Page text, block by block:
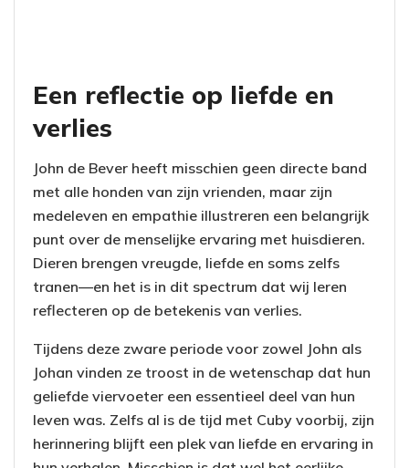
Een reflectie op liefde en
verlies
John de Bever heeft misschien geen directe band
met alle honden van zijn vrienden, maar zijn
medeleven en empathie illustreren een belangrijk
punt over de menselijke ervaring met huisdieren.
Dieren brengen vreugde, liefde en soms zelfs
tranen—en het is in dit spectrum dat wij leren
reflecteren op de betekenis van verlies.
Tijdens deze zware periode voor zowel John als
Johan vinden ze troost in de wetenschap dat hun
geliefde viervoeter een essentieel deel van hun
leven was. Zelfs al is de tijd met Cuby voorbij, zijn
herinnering blijft een plek van liefde en ervaring in